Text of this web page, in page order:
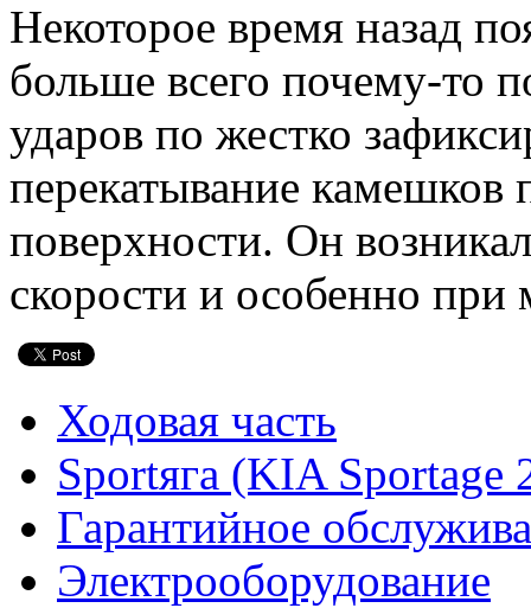
Некоторое время назад
больше всего почему-то
ударов по жестко
перекатывание камешков
поверхности. Он
скорости и особенно при
Ходовая часть
Sportяга (KIA
Гарантийное
Электрооборудование